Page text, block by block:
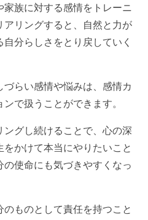
家族に対する感情をトレーニ
アリングすると、自然と力が
分らしさをとり戻していく
づらい感情や悩みは、感情カ
で扱うことができます。
グし続けることで、心の深
かけて本当にやりたいこと
使命にも気づきやすくなっ
ものとして責任を持つこと